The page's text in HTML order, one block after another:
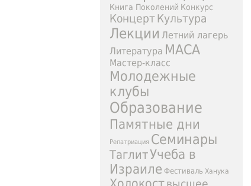
Книга Поколений Конкурс
КонцертКультура
Лекции Летний лагерь
Литература МАСА
Мастер-класс
Молодежные
клубы
Образование
Памятные дни
Репатриация Семинары
ТаглитУчеба в
Израиле Фестиваль Ханука